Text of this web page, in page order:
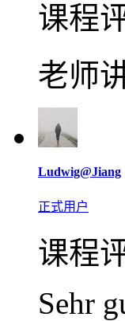
课程
老师
Ludwig@Jiang
正式用户
课程
Sehr